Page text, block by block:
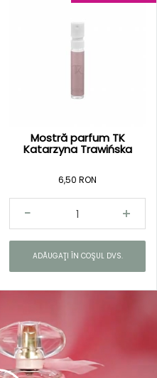
Mostră parfum TK
Katarzyna Trawińska
6,50 RON
ADĂUGAŢI ÎN COŞUL DVS.